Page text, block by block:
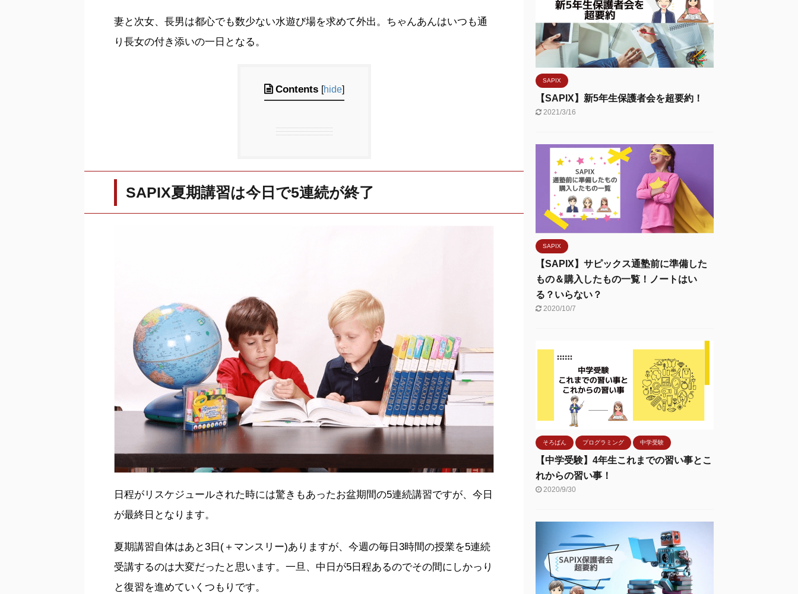
妻と次女、長男は都心でも数少ない水遊び場を求めて外出。ちゃんあんはいつも通
り長女の付き添いの一日となる。
Contents [hide]
SAPIX夏期講習は今日で5連続が終了
日程がリスケジュールされた時には驚きもあったお盆期間の5連続講習ですが、今日
が最終日となります。
夏期講習自体はあと3日(＋マンスリー)ありますが、今週の毎日3時間の授業を5連続
受講するのは大変だったと思います。一旦、中日が5日程あるのでその間にしかっり
と復習を進めていくつもりです。
SAPIX
【SAPIX】新5年生保護者会を超要約！
2021/3/16
SAPIX
【SAPIX】サピックス通塾前に準備した
もの＆購入したもの一覧！ノートはい
る？いらない？
2020/10/7
そろばん プログラミング 中学受験
【中学受験】4年生これまでの習い事とこ
れからの習い事！
2020/9/30